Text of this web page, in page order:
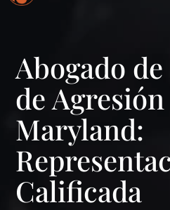
Abogado
de
Maryland:
Calificada